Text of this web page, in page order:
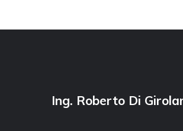
Ing. Roberto Di